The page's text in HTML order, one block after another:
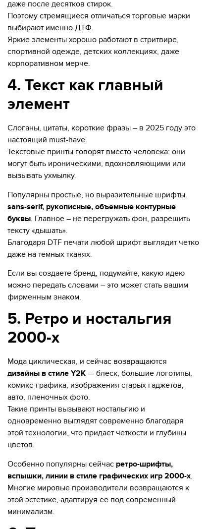
даже после десятков стирок.
Поэтому стремящиеся отличаться торговые марки
выбирают именно ДТФ.
Яркие элементы хорошо работают в стритвире,
спортивной одежде, детских коллекциях, даже
корпоративном мерче.
4. Текст как главный
элемент
Слоганы, цитаты, короткие фразы – в 2025 году это
настоящий must-have.
Текстовые принты говорят вместо человека: они
могут быть ироническими, вдохновляющими или
вызывать ухмылку.
Популярны простые, но выразительные шрифты.
sans-serif, рукописные, объемные контурные
буквы. Главное – не перегружать фон, разрешить
тексту «дышать».
Благодаря DTF печати любой шрифт выглядит четко
даже на темных тканях.
Если вы создаете бренд, подумайте, какую идею
можно передать словами – это может стать вашим
фирменным знаком.
5. Ретро и ностальгия
2000-х
Мода циклическая, и сейчас возвращаются
дизайны в стиле Y2K — блеск, большие логотипы,
комикс-графика, изображения старых гаджетов,
авто, пленочных фото.
Такие принты вызывают ностальгию и
одновременно выглядят современно благодаря
этой технологии, что придает четкости и глубины
цветов.
Особенно популярны сейчас ретро-шрифты,
вспышки, линии в стиле графических игр 2000-х.
Многие мировые производители возвращаются к
этой эстетике, адаптируя ее под современный
минимализм.